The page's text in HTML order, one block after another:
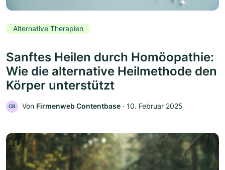
Alternative Therapien
Sanftes Heilen durch Homöopathie:
Wie die alternative Heilmethode den
Körper unterstützt
CB Von Firmenweb Contentbase ‧ 10. Februar 2025